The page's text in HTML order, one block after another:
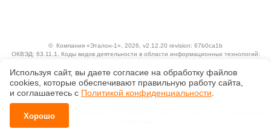
© Компания «Эталон-1» , 2026, v2.12.20 revision: 67b0ca1b
ОКВЭД: 63.11.1, Коды видов деятельности в области информационных технологий:
Ценовая политика
Исключительные авторские и смежные права принадлежат АО «Кодекс».
Положение по обработке и защите персональных данных
Справка о регистрации продуктов АО «Кодекс» в Реестре российского программного
Используя сайт, вы даете согласие на обработку файлов
сооkiеs, которые обеспечивают правильную работу сайта,
и соглашаетесь с Политикой конфиденциальности.
Хорошо